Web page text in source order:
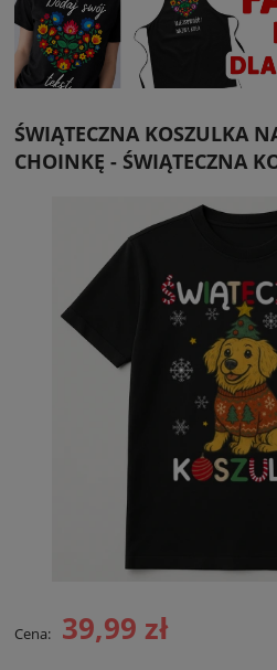
ŚWIĄTECZNA KOSZULKA
CHOINKĘ - ŚWIĄTECZNA
Cena: 39,99 zł